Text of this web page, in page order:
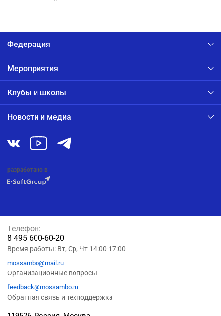
Федерация
Мероприятия
Клубы и школы
Новости и медиа
разработано в
Телефон:
8 495 600-60-20
Время работы: Вт, Ср, Чт 14:00-17:00
mossambo@mail.ru
Организационные вопросы
feedback@mossambo.ru
Обратная связь и техподдержка